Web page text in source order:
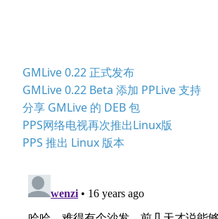
GMLive 0.22 正式发布
GMLive 0.22 Beta 添加 PPLive 支持
分享 GMLive 的 DEB 包
PPS网络电视再次推出Linux版
PPS 推出 Linux 版本